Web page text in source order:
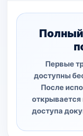
Полный
Первые
доступны
После
открывается
доступа